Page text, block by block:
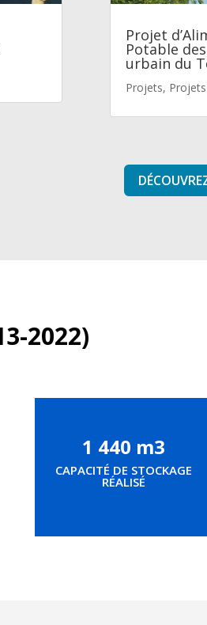
Projet
Potable
urbain du
Projets,
2022)
1 440 m3
CAPACITÉ DE STOCKAGE
RÉALISÉ